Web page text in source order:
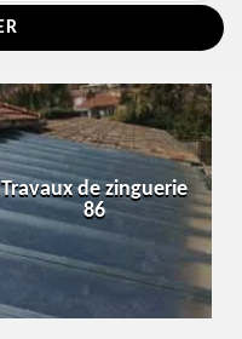
Travaux de zinguerie
86